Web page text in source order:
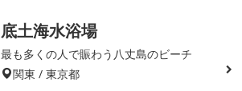
底土海水浴場
最も多くの人で賑わう八丈島のビーチ
関東 / 東京都